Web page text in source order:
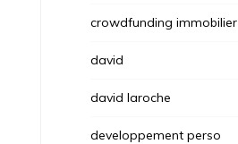
crowdfunding immobilier
david
david laroche
developpement perso